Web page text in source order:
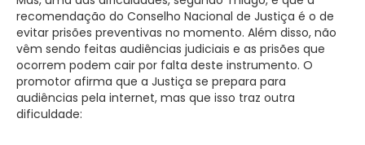
recomendação do Conselho Nacional de Justiça é o de
evitar prisões preventivas no momento. Além disso, não
vêm sendo feitas audiências judiciais e as prisões que
ocorrem podem cair por falta deste instrumento. O
promotor afirma que a Justiça se prepara para
audiências pela internet, mas que isso traz outra
dificuldade: